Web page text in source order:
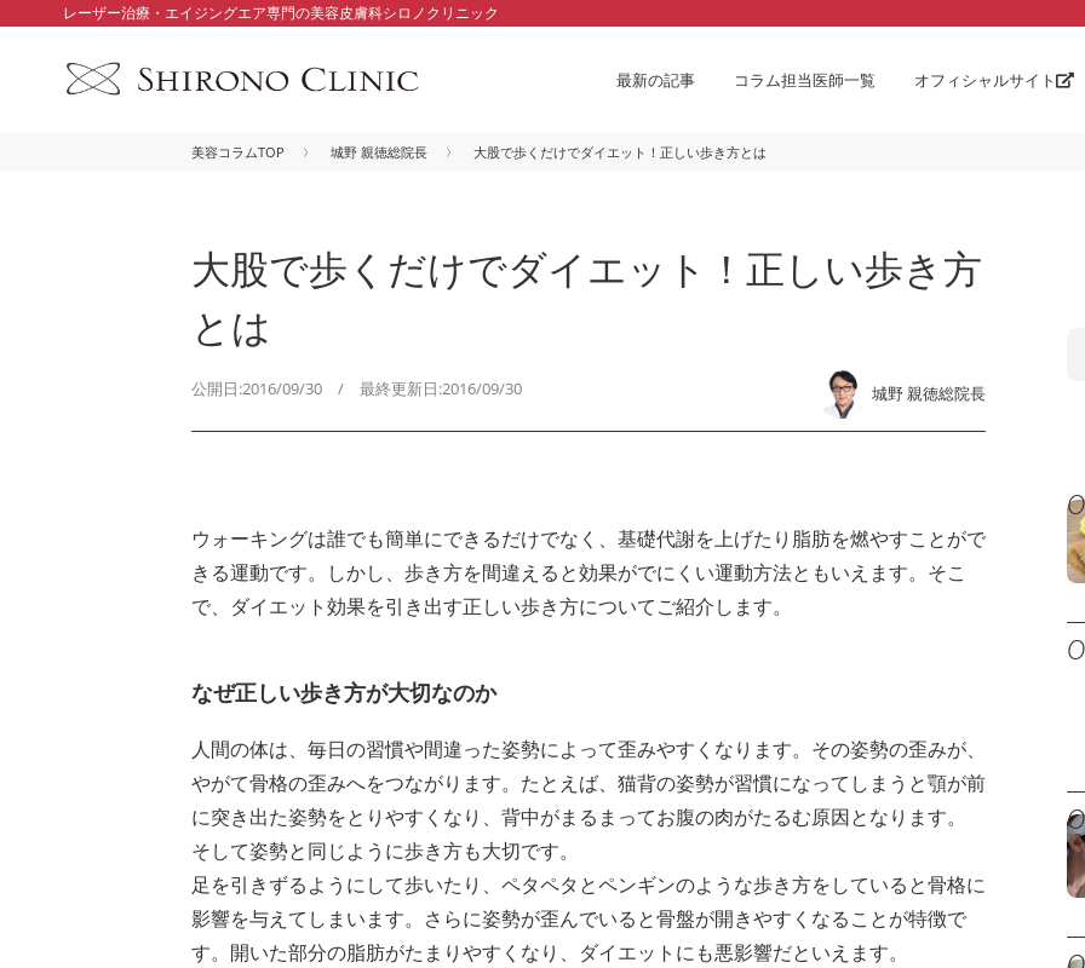
レーザー治療・エイジングエア専門の美容皮膚科シロノクリニック
最新の記事 コラム担当医師一覧 オフィシャルサイト
美容コラムTOP 城野 親徳総院長 大股で歩くだけでダイエット！正しい歩き方とは
大股で歩くだけでダイエット！正しい歩き方
とは
公開日:2016/09/30 / 最終更新日:2016/09/30 城野 親徳総院長
ウォーキングは誰でも簡単にできるだけでなく、基礎代謝を上げたり脂肪を燃やすことがで
きる運動です。しかし、歩き方を間違えると効果がでにくい運動方法ともいえます。そこ
で、ダイエット効果を引き出す正しい歩き方についてご紹介します。
なぜ正しい歩き方が大切なのか
人間の体は、毎日の習慣や間違った姿勢によって歪みやすくなります。その姿勢の歪みが、
やがて骨格の歪みへをつながります。たとえば、猫背の姿勢が習慣になってしまうと顎が前
に突き出た姿勢をとりやすくなり、背中がまるまってお腹の肉がたるむ原因となります。
そして姿勢と同じように歩き方も大切です。
足を引きずるようにして歩いたり、ペタペタとペンギンのような歩き方をしていると骨格に
影響を与えてしまいます。さらに姿勢が歪んでいると骨盤が開きやすくなることが特徴で
す。開いた部分の脂肪がたまりやすくなり、ダイエットにも悪影響だといえます。